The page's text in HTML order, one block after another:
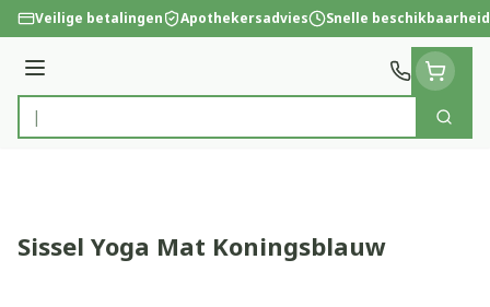
Ga naar de inhoud
Veilige betalingen Apothekersadvies Snelle beschikbaarheid
Menu
Product, merk, categorie...
Zoek
Sissel Yoga Mat Koningsblauw